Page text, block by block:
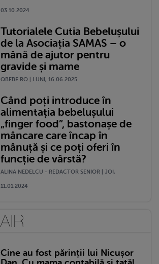
03.10.2024
Tutorialele Cutia Bebelușului
de la Asociația SAMAS – o
mână de ajutor pentru
gravide și mame
QBEBE.RO | LUNI, 16.06.2025
Când poți introduce în
alimentația bebelușului
„finger food”, bastonașe de
mâncare care încap în
mânuță și ce poți oferi în
funcție de vârstă?
ALINA NEDELCU - REDACTOR SENIOR | JOI,
11.01.2024
Cine au fost părinții lui Nicușor